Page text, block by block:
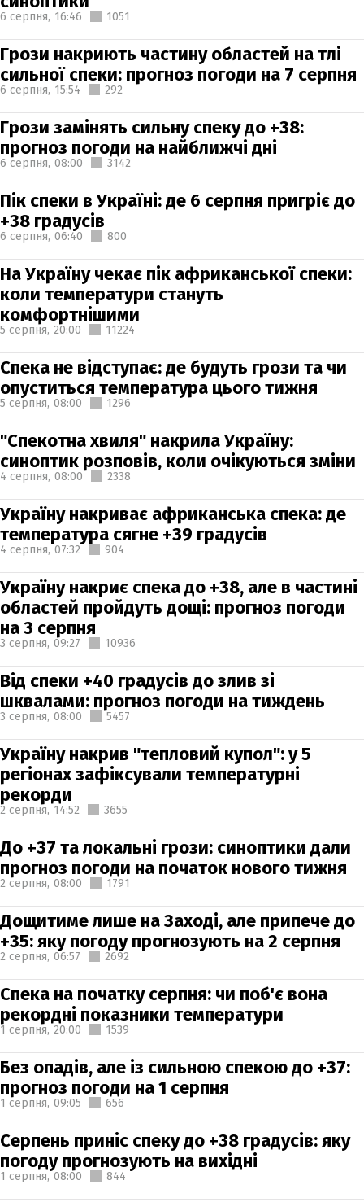
6 серпня, 16:46 1051
Грози накриють частину областей на тлі
сильної спеки: прогноз погоди на 7 серпня
6 серпня, 15:54 292
Грози замінять сильну спеку до +38:
прогноз погоди на найближчі дні
6 серпня, 08:00 3142
Пік спеки в Україні: де 6 серпня пригріє до
+38 градусів
6 серпня, 06:40 800
На Україну чекає пік африканської спеки:
коли температури стануть
комфортнішими
5 серпня, 20:00 11224
Спека не відступає: де будуть грози та чи
опуститься температура цього тижня
5 серпня, 08:00 1296
"Спекотна хвиля" накрила Україну:
синоптик розповів, коли очікуються зміни
4 серпня, 08:00 2338
Україну накриває африканська спека: де
температура сягне +39 градусів
4 серпня, 07:32 904
Україну накриє спека до +38, але в частині
областей пройдуть дощі: прогноз погоди
на 3 серпня
3 серпня, 09:27 10936
Від спеки +40 градусів до злив зі
шквалами: прогноз погоди на тиждень
3 серпня, 08:00 5457
Україну накрив "тепловий купол": у 5
регіонах зафіксували температурні
рекорди
2 серпня, 14:52 3655
До +37 та локальні грози: синоптики дали
прогноз погоди на початок нового тижня
2 серпня, 08:00 1791
Дощитиме лише на Заході, але припече до
+35: яку погоду прогнозують на 2 серпня
2 серпня, 06:57 2692
Спека на початку серпня: чи поб'є вона
рекордні показники температури
1 серпня, 20:00 1539
Без опадів, але із сильною спекою до +37:
прогноз погоди на 1 серпня
1 серпня, 09:05 656
Серпень приніс спеку до +38 градусів: яку
погоду прогнозують на вихідні
1 серпня, 08:00 844